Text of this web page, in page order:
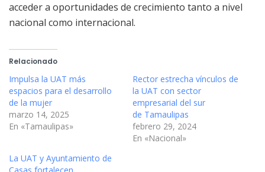
acceder a oportunidades de crecimiento tanto a nivel
nacional como internacional.
Relacionado
Impulsa la UAT más
espacios para el desarrollo
de la mujer
marzo 14, 2025
En «Tamaulipas»
Rector estrecha vínculos de
la UAT con sector
empresarial del sur
de Tamaulipas
febrero 29, 2024
En «Nacional»
La UAT y Ayuntamiento de